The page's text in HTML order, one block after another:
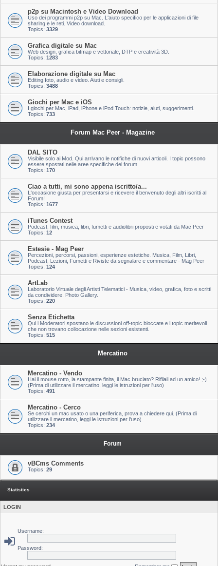
p2p su Macintosh e Video Download
Uso dei programmi p2p su Mac. L'aiuto specifico per le applicazioni di file
sharing e le reti. Video download.
Topics: 3329
Grafica digitale su Mac
Web design, grafica bitmap e vettoriale, DTP e creatività 3D.
Topics: 1283
Elaborazione digitale su Mac
Editing foto, audio e video. Aiuti e consigli.
Topics: 3488
Giochi per Mac e iOS
I giochi per Mac, iPad, iPhone e iPod Touch: notizie, aiuti, suggerimenti.
Topics: 733
Forum Mac Peer - Magazine
DAL SITO
Visibile solo ai Mod. Qui arrivano le notifiche di nuovi articoli. I topic possono
essere spostati nelle aree specifiche del forum.
Topics: 170
Ciao a tutti, mi sono appena iscritto/a...
L'occasione giusta per presentarsi e ricevere il benvenuto degli altri iscritti al
Forum!
Topics: 1677
iTunes Contest
Podcast, film, musica, libri, fumetti e audiolibri proposti e votati da Mac Peer
Topics: 12
Estesie - Mag Peer
Percezioni, percorsi, passioni, esperienze estetiche. Musica, Film, Libri,
Podcast, Lezioni, Fumetti e Riviste da segnalare e commentare - Mag Peer
Topics: 124
ArtLab
Laboratorio Virtuale degli Artisti Telematici - Musica, video, grafica, foto e scritti
da condividere. Photo Gallery.
Topics: 220
Senza Etichetta
Qui i Moderatori spostano le discussioni off-topic bloccate e i topic meritevoli
che non trovano collocazione nelle sezioni esistenti.
Topics: 515
Mercatino
Mercatino - Vendo
Hai il mouse rotto, la stampante finita, il Mac bruciato? Rifilali ad un amico! ;-)
(Prima di utilizzare il mercatino, leggi le istruzioni per l'uso)
Topics: 491
Mercatino - Cerco
Se cerchi un mac usato o una periferica, prova a chiedere qui. (Prima di
utilizzare il mercatino, leggi le istruzioni per l'uso)
Topics: 234
Forum
vBCms Comments
Topics: 29
Statistics
LOGIN
Username:
Password: